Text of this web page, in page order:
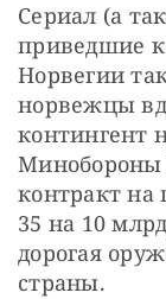
Сериал (а
приведшие
Норвегии
норвежцы
контингент
Минобороны
контракт на
35 на 10
дорогая
страны.